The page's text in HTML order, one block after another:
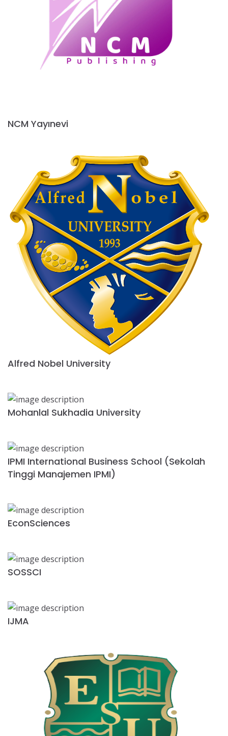
NCM Yayınevi
Alfred Nobel University
Mohanlal Sukhadia University
IPMI International Business School (Sekolah
Tinggi Manajemen IPMI)
EconSciences
SOSSCI
IJMA